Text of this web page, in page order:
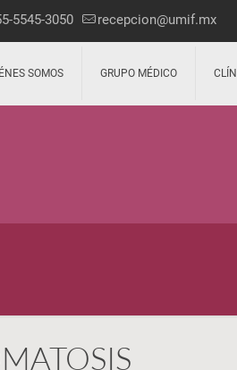
5545-3050 recepcion@umif.mx
SOMOS GRUPO MÉDICO